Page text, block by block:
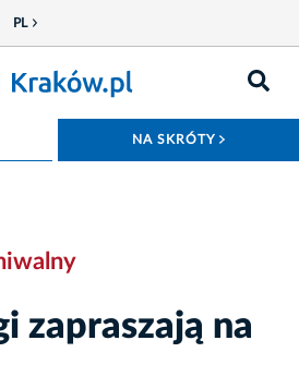
PL
NA SKRÓTY
zapraszają na